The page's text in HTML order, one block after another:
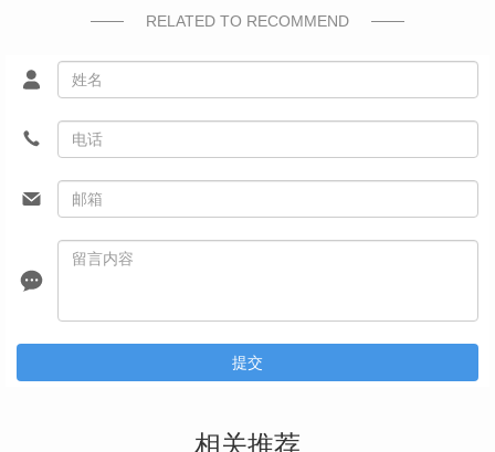
RELATED TO RECOMMEND
提交
相关推荐